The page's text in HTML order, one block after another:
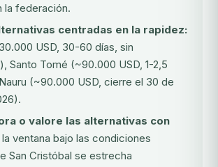
la federación.
centradas en la rapidez:
USD, 30-60 días, sin
Santo Tomé (~90.000 USD, 1-2,5
(~90.000 USD, cierre el 30 de
o valore las alternativas con
la ventana bajo las condiciones
San Cristóbal se estrecha